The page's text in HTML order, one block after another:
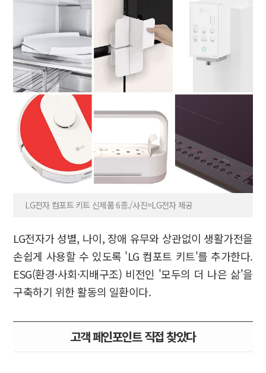
LG전자 컴포트 키트 신제품 6종./사진=LG전자 제공
LG전자가 성별, 나이, 장애 유무와 상관없이 생활가전을
손쉽게 사용할 수 있도록 'LG 컴포트 키트'를 추가한다.
ESG(환경·사회·지배구조) 비전인 '모두의 더 나은 삶'을
구축하기 위한 활동의 일환이다.
고객 페인포인트 직접 찾았다